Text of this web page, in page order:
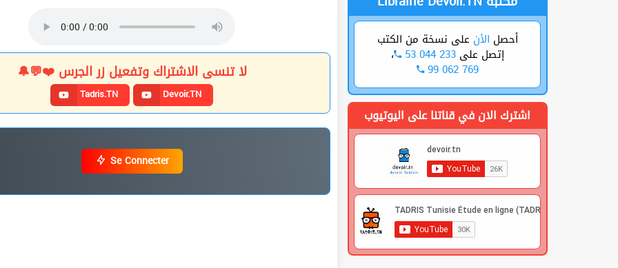
لا تنسى الاشتراك وتفعيل زر الجرس ❤️💬🔔
Tadris.TN Devoir.TN
Se Connecter
أحصل الأن على نسخة من الكتب
إتصل على53 044 233 ،
99 062 769
اشترك الان في قناتنا على اليوتيوب